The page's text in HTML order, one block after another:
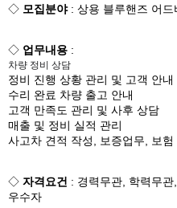
◇ 모집분야: 상용 블루핸즈 어드
◇ 업무내용 :
차량 정비 상담
정비 진행 상황 관리 및 고객 안내
수리 완료 차량 출고 안내
고객 만족도 관리 및 사후 상담
매출 및 정비 실적 관리
사고차 견적 작성, 보증업무, 보
◇ 자격요건 : 경력무관, 학력무
우수자